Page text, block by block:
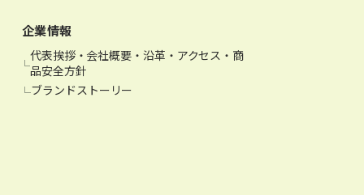
企業情報
代表挨拶・会社概要・沿革・アクセス・商
品安全方針
ブランドストーリー